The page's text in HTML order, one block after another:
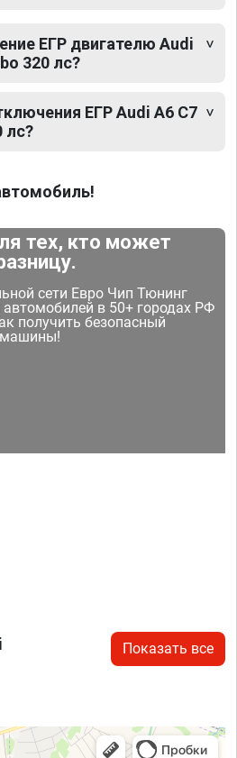
ЕГР двигателю Audi
320 лс?
ЕГР Audi A6 C7
лс?
тех, кто может
сети Евро Чип Тюнинг
в 50+ городах РФ
получить безопасный
Показать все